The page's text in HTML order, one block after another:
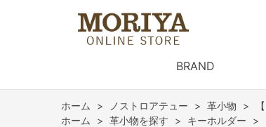
BRAND
ホーム > ノストロアテュー > 革小物 >
ホーム
> 革小物を探す > キーホルダー >